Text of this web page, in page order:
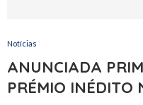
Notícias
ANUNCIADA
PRÉMIO INÉDITO